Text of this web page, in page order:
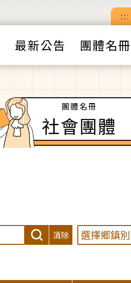
:::
最新公告 團體名冊
團體名冊
社會團體
清除